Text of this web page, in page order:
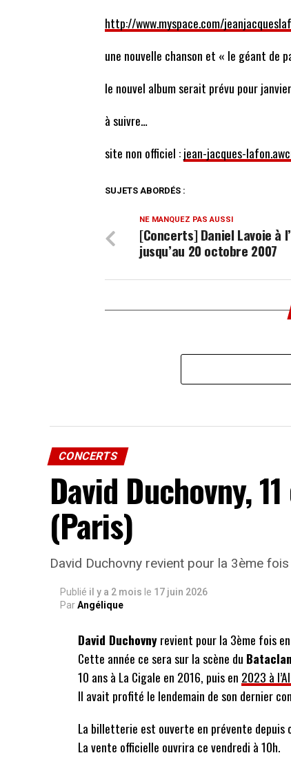
http://www.myspace.com/
une nouvelle chanson et « le géant de
le nouvel album serait prévu pour
à suivre…
site non officiel :jean-jacques-
SUJETS ABORDÉS :
NE MANQUEZ PAS AUSSI
[Concerts] Daniel Lavoie à
jusqu’au 20 octobre 2007
CONCERTS
David Duchovny,
(Paris)
David Duchovny revient pour la 3ème
Publié il y a 2 mois le 17 juin 2026
ParAngélique
David Duchovnyrevient pour la 3ème fois
Cette année ce sera sur la scène du
10 ans à La Cigale en 2016, puis en 2023 à
Il avait profité le lendemain de son dernier
La billetterie est ouverte en prévente
La vente officielle ouvrira ce vendredi à 10h.